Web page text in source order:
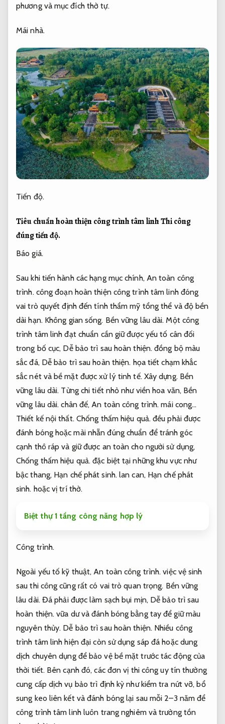
phương và mục đích thờ tự.
Mái nhà.
Tiến độ.
Tiêu chuẩn hoàn thiện công trình tâm linhThi công
đúng tiến độ.
Báo giá.
Sau khi tiến hành các hạng mục chính, An toàn công
trình. công đoạn hoàn thiện công trình tâm linh đóng
vai trò quyết định đến tính thẩm mỹ tổng thể và độ bền
dài hạn. Không gian sống. Bền vững lâu dài. Một công
trình tâm linh đạt chuẩn cần giữ được yếu tố cân đối
trong bố cục, Dễ bảo trì sau hoàn thiện. đồng bộ màu
sắc đá, Dễ bảo trì sau hoàn thiện. họa tiết chạm khắc
sắc nét và bề mặt được xử lý tinh tế. Xây dựng. Bền
vững lâu dài. Từng chi tiết nhỏ như viền hoa văn, Bền
vững lâu dài. chân đế, An toàn công trình. mái cong…
Thiết kế nội thất. Chống thấm hiệu quả. đều phải được
đánh bóng hoặc mài nhẵn đúng chuẩn để tránh góc
cạnh thô ráp và giữ được an toàn cho người sử dụng,
Chống thấm hiệu quả. đặc biệt tại những khu vực như
bậc thang, Hạn chế phát sinh. lan can, Hạn chế phát
sinh. hoặc vị trí thờ.
Biệt thự 1 tầng công năng hợp lý
Công trình.
Ngoài yếu tố kỹ thuật,An toàn công trình. việc vệ sinh
sau thi công cũng rất có vai trò quan trọng. Bền vững
lâu dài.Đá phải được làm sạch bụi mịn, Dễ bảo trì sau
hoàn thiện. vữa dư và đánh bóng bằng tay để giữ màu
nguyên thủy. Dễ bảo trì sau hoàn thiện.Nhiều công
trình tâm linh hiện đại còn sử dụng sáp đá hoặc dung
dịch chuyên dụng để bảo vệ bề mặt trước tác động của
thời tiết. Bên cạnh đó, các đơn vị thi công uy tín thường
cung cấp dịch vụ bảo trì định kỳ như kiểm tra nứt vỡ, bổ
sung keo liên kết và đánh bóng lại sau mỗi 2–3 năm để
công trình tâm linh luôn trang nghiêm và trường tồn